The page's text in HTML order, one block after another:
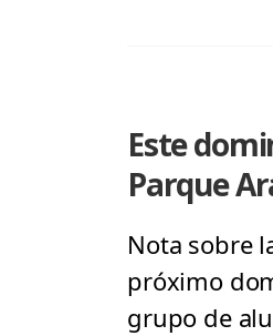
Este
Parque
Nota sobre
próximo
grupo de